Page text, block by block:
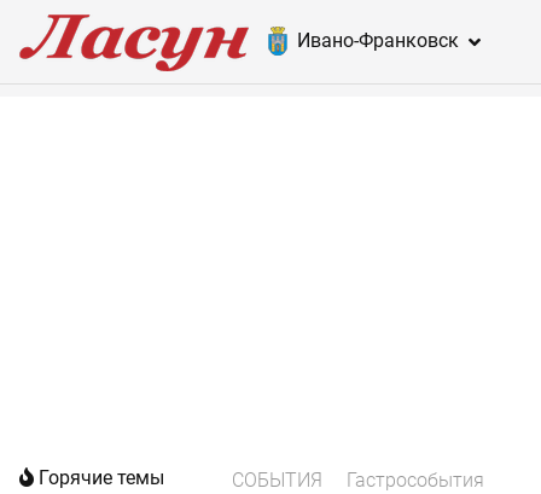
Ивано-Франковск
Горячие темы СОБЫТИЯ Гастрособытия